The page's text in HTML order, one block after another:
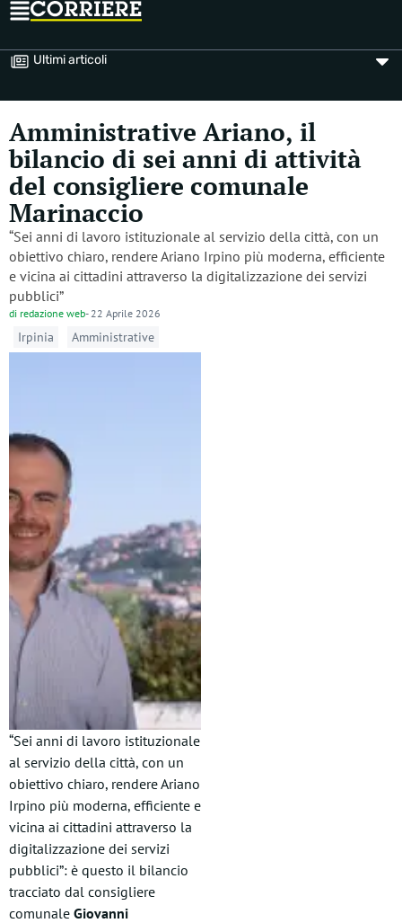
Ultimi articoli
Amministrative Ariano, il
bilancio di sei anni di attività
del consigliere comunale
Marinaccio
“Sei anni di lavoro istituzionale al servizio della città, con un
obiettivo chiaro, rendere Ariano Irpino più moderna, efficiente
e vicina ai cittadini attraverso la digitalizzazione dei servizi
pubblici”
di redazione web- 22 Aprile 2026
Irpinia Amministrative
“Sei anni di lavoro istituzionale
al servizio della città, con un
obiettivo chiaro, rendere Ariano
Irpino più moderna, efficiente e
vicina ai cittadini attraverso la
digitalizzazione dei servizi
pubblici”: è questo il bilancio
tracciato dal consigliere
comunale Giovanni